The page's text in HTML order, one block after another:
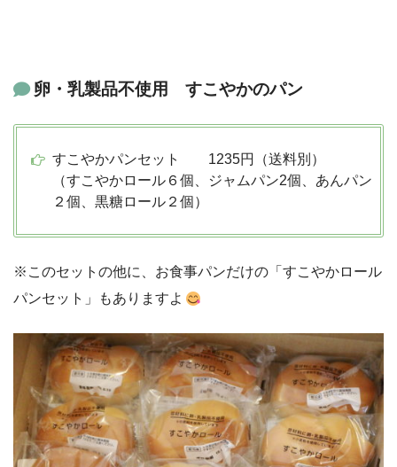
卵・乳製品不使用 すこやかのパン
すこやかパンセット 1235円（送料別）
（すこやかロール６個、ジャムパン2個、あんパン
２個、黒糖ロール２個）
※このセットの他に、お食事パンだけの「すこやかロール
パンセット」もありますよ